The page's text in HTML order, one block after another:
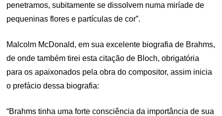
penetramos, subitamente se dissolvem numa miríade de
pequeninas flores e partículas de cor”.
Malcolm McDonald, em sua excelente biografia de Brahms,
de onde também tirei esta citação de Bloch, obrigatória
para os apaixonados pela obra do compositor, assim inicia
o prefácio dessa biografia:
“Brahms tinha uma forte consciência da importância de sua